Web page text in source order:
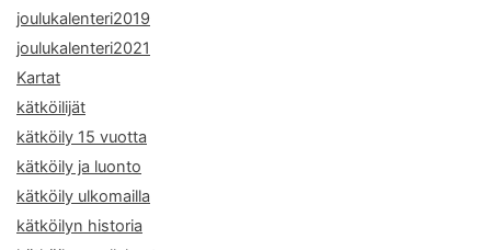
joulukalenteri2019
joulukalenteri2021
Kartat
kätköilijät
kätköily 15 vuotta
kätköily ja luonto
kätköily ulkomailla
kätköilyn historia